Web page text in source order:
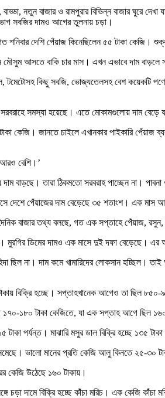
নতুন বাজার ও রামপুরার বিভিন্ন বাজার ঘুরে
সবজির দামও আগের তুলনায় চড়া।
শনিবার দেশি পেঁয়াজ কিনেছিলেন ৫৫ টাকা
আসতে বাকি চার মাস। এখন এভাবে দাম
কিছু সবজি, ভোজ্যতেলসহ বেশ কয়েকটি
সরবরাহে সমস্যা হয়েছে। এতে মোকামগুলোয় দাম বেড়ে
কেজি। জানতে চাইলে এখানকার পাইকারি
বেশি।’
দাম বাড়ছে। তারা ঠিকমতো সরবরাহ পাচ্ছেন না।
দেশে পেঁয়াজের দাম বেড়েছে ৩৫ শতাংশ। এক মাস
বাজার তথ্য বলছে, গত এক সপ্তাহে পেঁয়াজ,
মুরগির ডিমের দামও এক মাসে দুই দফা বেড়েছে। এর
ছিল না। দাম কমে খামারিদের লোকসান হচ্ছিল।
বিক্রি হচ্ছে। সপ্তাহখানেক আগেও তা ছিল ৮৫০-
১৭০-১৮০ টাকা কেজিতে, যা এক সপ্তাহ আগে ছিল
টাকা পর্যন্ত। মাঝারি মসুর ডাল বিক্রি হচ্ছে ১৩৫
ভালো মানের প্রতি কেজি আলু কিনতে ২৫-৩০
কেজি উঠেছে ১৬০ টাকায়।
চড়া দামে বিক্রি হচ্ছে কাঁচা মরিচ। এক কেজি